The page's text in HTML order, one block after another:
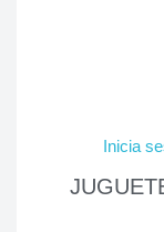
Inicia